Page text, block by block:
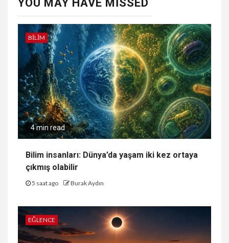
YOU MAY HAVE MISSED
BILIM
4 min read
Bilim insanları: Dünya’da yaşam iki kez ortaya
çıkmış olabilir
5 saat ago Burak Aydın
EĞLENCE